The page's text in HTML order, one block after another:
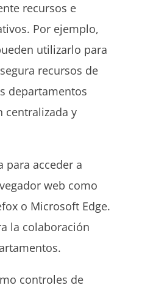
recursos e
Por ejemplo,
utilizarlo para
recursos de
departamentos
centralizada y
para acceder a
web como
o Microsoft Edge.
la colaboración
controles de